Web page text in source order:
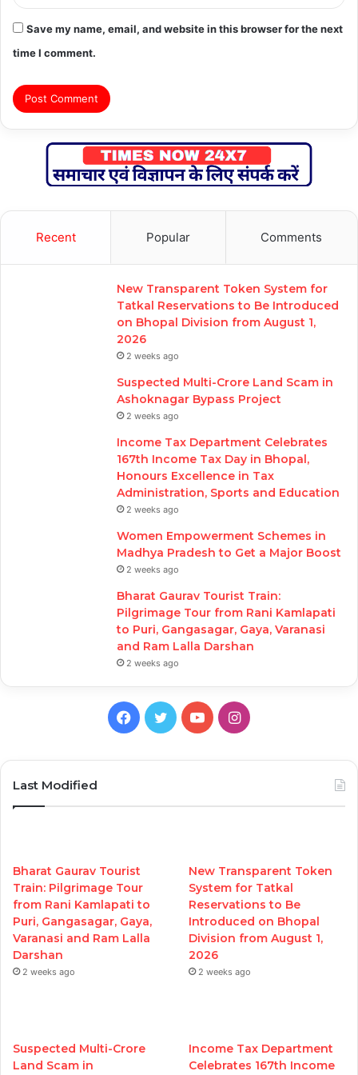
Save my name, email, and website in this browser for the next
time I comment.
Recent Popular Comments
New Transparent Token System for
Tatkal Reservations to Be Introduced
on Bhopal Division from August 1,
2026
2 weeks ago
Suspected Multi-Crore Land Scam in
Ashoknagar Bypass Project
2 weeks ago
Income Tax Department Celebrates
167th Income Tax Day in Bhopal,
Honours Excellence in Tax
Administration, Sports and Education
2 weeks ago
Women Empowerment Schemes in
Madhya Pradesh to Get a Major Boost
2 weeks ago
Bharat Gaurav Tourist Train:
Pilgrimage Tour from Rani Kamlapati
to Puri, Gangasagar, Gaya, Varanasi
and Ram Lalla Darshan
2 weeks ago
Facebook
TwitterYouTubeInstagram
Last Modified
Bharat Gaurav Tourist
Train: Pilgrimage Tour
from Rani Kamlapati to
Puri, Gangasagar, Gaya,
Varanasi and Ram Lalla
Darshan
2 weeks ago
New Transparent Token
System for Tatkal
Reservations to Be
Introduced on Bhopal
Division from August 1,
2026
2 weeks ago
Suspected Multi-Crore
Land Scam in
Income Tax Department
Celebrates 167th Income